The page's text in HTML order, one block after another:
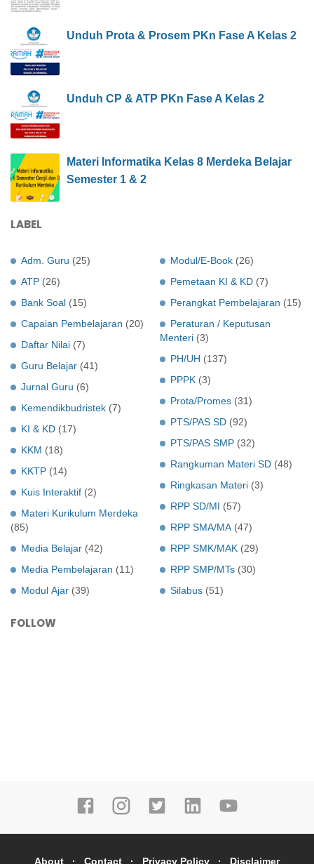
Unduh Prota & Prosem PKn Fase A Kelas 2
Unduh CP & ATP PKn Fase A Kelas 2
Materi Informatika Kelas 8 Merdeka Belajar
Semester 1 & 2
LABEL
Adm. Guru (25)
ATP (26)
Bank Soal (15)
Capaian Pembelajaran (20)
Daftar Nilai (7)
Guru Belajar (41)
Jurnal Guru (6)
Kemendikbudristek (7)
KI & KD (17)
KKM (18)
KKTP (14)
Kuis Interaktif (2)
Materi Kurikulum Merdeka
(85)
Media Belajar (42)
Media Pembelajaran (11)
Modul Ajar (39)
Modul/E-Book (26)
Pemetaan KI & KD (7)
Perangkat Pembelajaran (15)
Peraturan / Keputusan
Menteri (3)
PH/UH (137)
PPPK (3)
Prota/Promes (31)
PTS/PAS SD (92)
PTS/PAS SMP (32)
Rangkuman Materi SD (48)
Ringkasan Materi (3)
RPP SD/MI (57)
RPP SMA/MA (47)
RPP SMK/MAK (29)
RPP SMP/MTs (30)
Silabus (51)
FOLLOW
About Contact Privacy Policy Disclaimer